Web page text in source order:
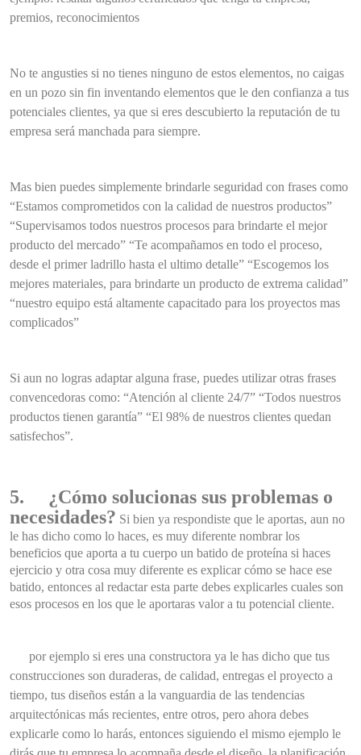
premios, reconocimientos
No te angusties si no tienes ninguno de estos elementos, no caigas
en un pozo sin fin inventando elementos que le den confianza a tus
potenciales clientes, ya que si eres descubierto la reputación de tu
empresa será manchada para siempre.
Mas bien puedes simplemente brindarle seguridad con frases como
“Estamos comprometidos con la calidad de nuestros productos”
“Supervisamos todos nuestros procesos para brindarte el mejor
producto del mercado” “Te acompañamos en todo el proceso,
desde el primer ladrillo hasta el ultimo detalle” “Escogemos los
mejores materiales, para brindarte un producto de extrema calidad”
“nuestro equipo está altamente capacitado para los proyectos mas
complicados”
Si aun no logras adaptar alguna frase, puedes utilizar otras frases
convencedoras como: “Atención al cliente 24/7” “Todos nuestros
productos tienen garantía” “El 98% de nuestros clientes quedan
satisfechos”.
5.
¿Cómo solucionas sus problemas o
necesidades? Si bien ya respondiste que le aportas, aun no
le has dicho como lo haces, es muy diferente nombrar los
beneficios que aporta a tu cuerpo un batido de proteína si haces
ejercicio y otra cosa muy diferente es explicar cómo se hace ese
batido, entonces al redactar esta parte debes explicarles cuales son
esos procesos en los que le aportaras valor a tu potencial cliente.
por ejemplo si eres una constructora ya le has dicho que tus
construcciones son duraderas, de calidad, entregas el proyecto a
tiempo, tus diseños están a la vanguardia de las tendencias
arquitectónicas más recientes, entre otros, pero ahora debes
explicarle como lo harás, entonces siguiendo el mismo ejemplo le